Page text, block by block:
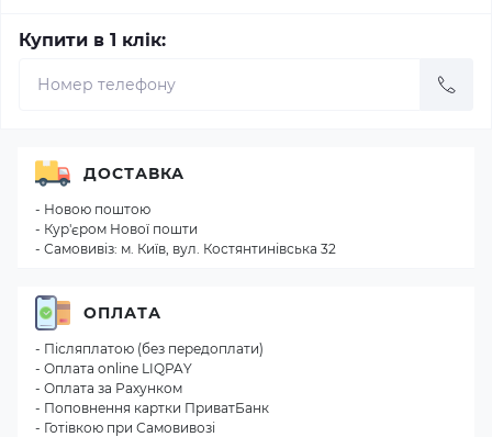
Купити в 1 клік:
ДОСТАВКА
- Новою поштою
- Кур'єром Нової пошти
- Самовивіз: м. Київ, вул. Костянтинівська 32
ОПЛАТА
- Післяплатою (без передоплати)
- Оплата online LIQPAY
- Оплата за Рахунком
- Поповнення картки ПриватБанк
- Готівкою при Самовивозі